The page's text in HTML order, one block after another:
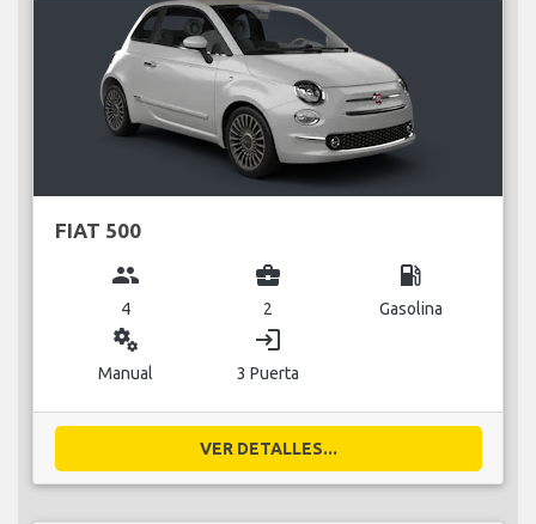
FIAT 500
group
4
business_center
2
local_gas_station
Gasolina
miscellaneous_services
Manual
login
3 Puerta
VER DETALLES...